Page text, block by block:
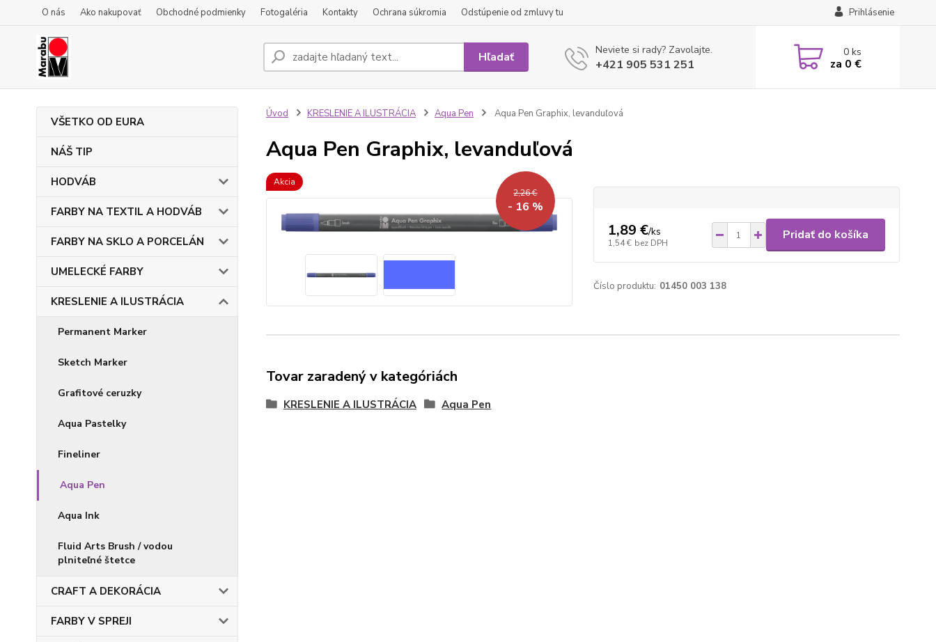
O nás Ako nakupovať Obchodné podmienky Fotogaléria Kontakty Ochrana súkromia Odstúpenie od zmluvy tu Prihlásenie
Hľadať Neviete si rady? Zavolajte.
+421 905 531 251
0ks
za 0 €
VŠETKO OD EURA
NÁŠ TIP
HODVÁB
FARBY NA TEXTIL A HODVÁB
FARBY NA SKLO A PORCELÁN
UMELECKÉ FARBY
KRESLENIE A ILUSTRÁCIA
Permanent Marker
Sketch Marker
Grafitové ceruzky
Aqua Pastelky
Fineliner
Aqua Pen
Aqua Ink
Fluid Arts Brush / vodou
plniteľné štetce
CRAFT A DEKORÁCIA
FARBY V SPREJI
Úvod KRESLENIE A ILUSTRÁCIA Aqua Pen Aqua Pen Graphix, levanduľová
Aqua Pen Graphix, levanduľová
Akcia
2,26 €
- 16 %
1,89 €/ks
1,54 € bez DPH
Pridať do košíka
Číslo produktu: 01450 003 138
Tovar zaradený v kategóriách
KRESLENIE A ILUSTRÁCIA Aqua Pen